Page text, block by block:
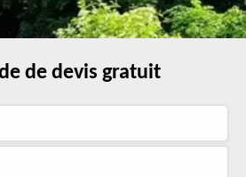
de devis gratuit